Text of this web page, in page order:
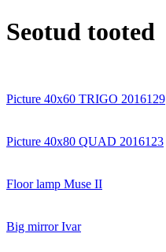
Seotud tooted
Picture 40x60 TRIGO 2016129
Picture 40x80 QUAD 2016123
Floor lamp Muse II
Big mirror Ivar